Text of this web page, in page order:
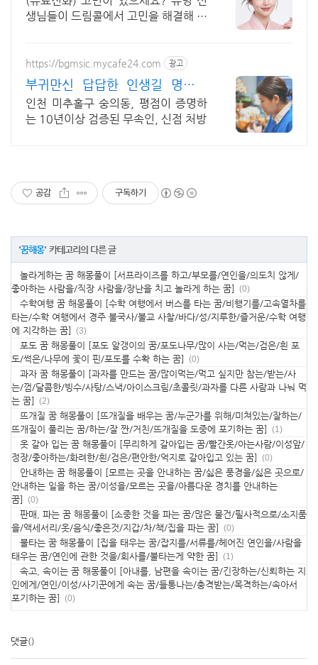
생님들이 드림콜에서 고민을 해결해 드
https://bgmsic.mycafe24.com 광고
부귀만신 답답한 인생길 명쾌한
신점
인천 미추홀구 숭의동, 평점이 증명하
는 10년이상 검증된 무속인, 신점 처방
공감 구독하기
'꿈해몽' 카테고리의 다른 글
놀라게하는 꿈 해몽풀이 [서프라이즈를 하고/부모를/연인을/의도치 않게/
좋아하는 사람을/직장 사람을/장난을 치고 놀라게 하는 꿈] (0)
수학여행 꿈 해몽풀이 [수학 여행에서 버스를 타는 꿈/비행기를/고속열차를
타는/수학 여행에서 경주 불국사/불교 사찰/바다/성/지루한/즐거운/수학 여행
에 지각하는 꿈] (3)
포도 꿈 해몽풀이 [포도 알갱이의 꿈/포도나무/많이 사는/먹는/검은/흰 포
도/썩은/나무에 꽃이 핀/포도를 수확 하는 꿈] (0)
과자 꿈 해몽풀이 [과자를 만드는 꿈/많이먹는/먹고 싶지만 참는/받는/사
는/껌/달콤한/빙수/사탕/스낵/아이스크림/초콜릿/과자를 다른 사람과 나눠 먹
는 꿈] (2)
뜨개질 꿈 해몽풀이 [뜨개질을 배우는 꿈/누군가를 위해/미쳐있는/잘하는/
뜨개질이 풀리는 꿈/하는/잘 짠/거친/뜨개질을 도중에 포기하는 꿈] (1)
옷 갈아 입는 꿈 해몽풀이 [무리하게 갈아입는 꿈/빨간옷/아는사람/이성앞/
정장/좋아하는/화려한/흰/검은/편안한/억지로 갈아입고 있는 꿈] (0)
안내하는 꿈 해몽풀이 [모르는 곳을 안내하는 꿈/싫은 풍경을/싫은 곳으로/
안내하는 일을 하는 꿈/이성을/모르는 곳을/아름다운 경치를 안내하는
꿈] (0)
판매, 파는 꿈 해몽풀이 [소중한 것을 파는 꿈/많은 물건/필사적으로/소지품
을/액세서리/옷/음식/좋은것/지갑/차/책/집을 파는 꿈] (0)
불타는 꿈 해몽풀이 [집을 태우는 꿈/잡지를/서류를/헤어진 연인을/사람을
태우는 꿈/연인에 관한 것을/회사를/불타는게 약한 꿈] (1)
속고, 속이는 꿈 해몽풀이 [아내를, 남편을 속이는 꿈/긴장하는/신뢰하는 지
인에게/연인/이성/사기꾼에게 속는 꿈/들통나는/충격받는/목격하는/속아서
포기하는 꿈] (0)
댓글()